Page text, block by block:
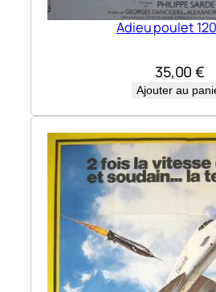
Adieu poulet
35,00€
Ajouter au